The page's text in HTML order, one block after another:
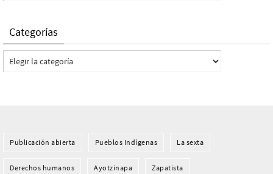
Categorías
Categorías
Publicación abierta Pueblos Indí­genas La sexta
Derechos humanos Ayotzinapa Zapatista